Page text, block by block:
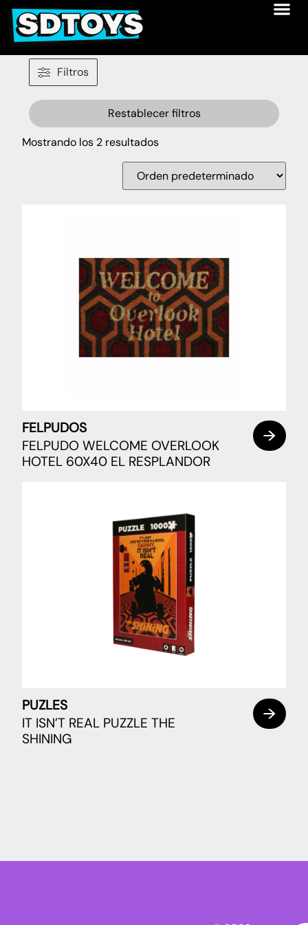
Filtros
Restablecer filtros
Mostrando los 2 resultados
FELPUDOS
FELPUDO WELCOME OVERLOOK
HOTEL 60X40 EL RESPLANDOR
PUZLES
IT ISN’T REAL PUZZLE THE
SHINING